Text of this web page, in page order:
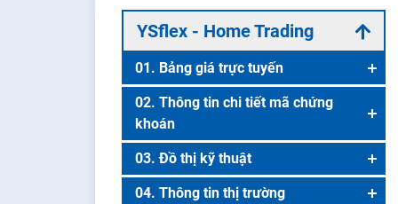
YSflex - Home Trading
01. Bảng giá trực tuyến
Danh mục theo dõi
Danh mục chứng khoán
Bảng giá lô lẻ
Danh mục khuyến nghị
02. Thông tin chi tiết mã chứng
khoán
Thông tin chi tiết mã chứng khoán
03. Đồ thị kỹ thuật
Đồ thị kỹ thuật
04. Thông tin thị trường